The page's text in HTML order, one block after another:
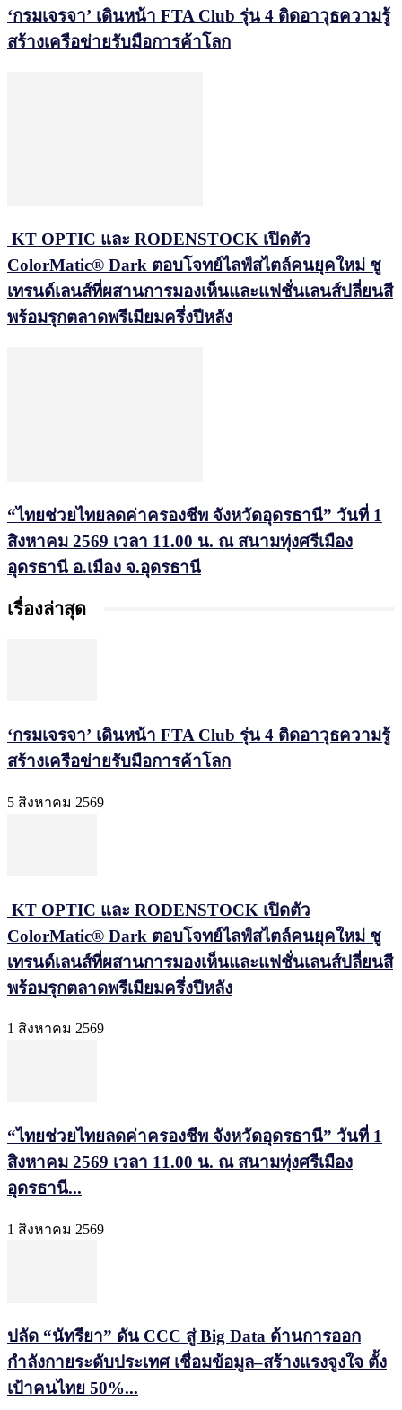
‘กรมเจรจา’ เดินหน้า FTA Club รุ่น 4 ติดอาวุธความรู้
สร้างเครือข่ายรับมือการค้าโลก
KT OPTIC และ RODENSTOCK เปิดตัว
ColorMatic® Dark ตอบโจทย์ไลฟ์สไตล์คนยุคใหม่ ชู
เทรนด์เลนส์ที่ผสานการมองเห็นและแฟชั่นเลนส์ปลี่ยนสี
พร้อมรุกตลาดพรีเมียมครึ่งปีหลัง
“ไทยช่วยไทยลดค่าครองชีพ จังหวัดอุดรธานี” วันที่ 1
สิงหาคม 2569 เวลา 11.00 น. ณ สนามทุ่งศรีเมือง
อุดรธานี อ.เมือง จ.อุดรธานี
เรื่องล่าสุด
‘กรมเจรจา’ เดินหน้า FTA Club รุ่น 4 ติดอาวุธความรู้
สร้างเครือข่ายรับมือการค้าโลก
5 สิงหาคม 2569
KT OPTIC และ RODENSTOCK เปิดตัว
ColorMatic® Dark ตอบโจทย์ไลฟ์สไตล์คนยุคใหม่ ชู
เทรนด์เลนส์ที่ผสานการมองเห็นและแฟชั่นเลนส์ปลี่ยนสี
พร้อมรุกตลาดพรีเมียมครึ่งปีหลัง
1 สิงหาคม 2569
“ไทยช่วยไทยลดค่าครองชีพ จังหวัดอุดรธานี” วันที่ 1
สิงหาคม 2569 เวลา 11.00 น. ณ สนามทุ่งศรีเมือง
อุดรธานี...
1 สิงหาคม 2569
ปลัด “นัทรียา” ดัน CCC สู่ Big Data ด้านการออก
กำลังกายระดับประเทศ เชื่อมข้อมูล–สร้างแรงจูงใจ ตั้ง
เป้าคนไทย 50%...